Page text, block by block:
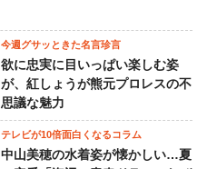
今週グサッときた名言珍言
欲に忠実に目いっぱい楽しむ姿
が、紅しょうが熊元プロレスの不
思議な魅力
テレビが10倍面白くなるコラム
中山美穂の水着姿が懐かしい…夏